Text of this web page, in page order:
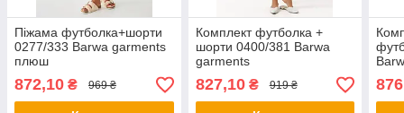
Піжама футболка+шорти
0277/333 Barwa garments
плюш
872,10 ₴ 969 ₴
Комплект футболка +
шорти 0400/381 Barwa
garments
827,10₴ 919 ₴